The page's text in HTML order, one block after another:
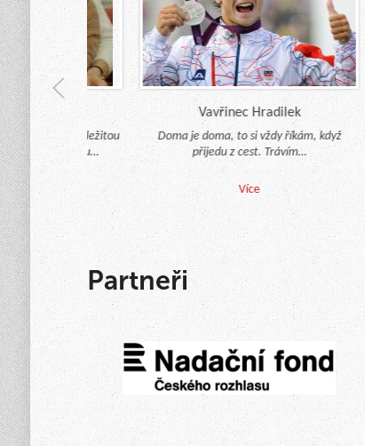
pro nás důležitou
úlohu po celou…
Vavřinec Hradilek
Doma je doma, to si vždy říkám, když
přijedu z cest. Trávím…
Více
Partneři